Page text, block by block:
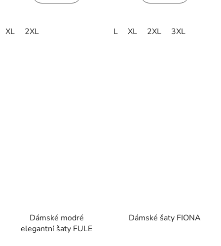
XL 2XL L XL 2XL 3XL
Dámské modré
elegantní šaty FULE
Dámské šaty FIONA